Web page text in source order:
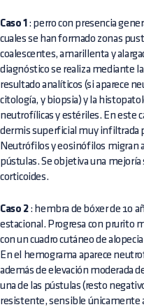
Caso 1 : perro con presencia
cuales se han formado zonas
coalescentes, amarillenta y
diagnóstico se realiza mediante
resultado analíticos (si aparece
citología, y biopsia) y la
neutrofílicas y estériles. En este
dermis superficial muy infiltrada
Neutrófilos y eosinófilos migran
pústulas. Se objetiva una
corticoides.
Caso 2: hembra de bóxer de 10
estacional. Progresa con prurito
con un cuadro cutáneo de
En el hemograma aparece
además de elevación moderada
una de las pústulas (resto
resistente, sensible únicamente